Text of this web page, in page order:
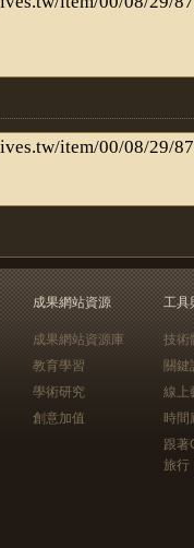
成果網站資源
成果網站資源庫
教育學習
學術研究
創意加值
工具
技術
關鍵
線上
時間
跟
旅行